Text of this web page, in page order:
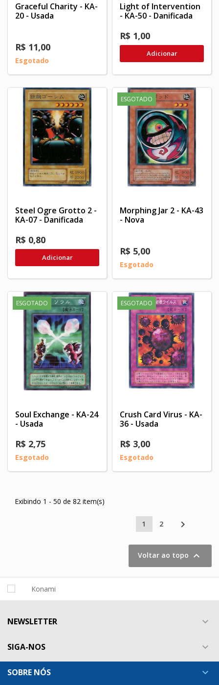
Graceful Charity - KA-
20 - Usada
R$ 11,00
Esgotado
Light of Intervention
- KA-50 - Danificada
R$ 1,00
Adicionar
Steel Ogre Grotto 2 -
KA-07 - Danificada
R$ 0,80
Adicionar
ESGOTADO
Morphing Jar 2 - KA-43
- Nova
R$ 5,00
Esgotado
ESGOTADO
Soul Exchange - KA-24
- Usada
R$ 2,75
Esgotado
ESGOTADO
Crush Card Virus - KA-
36 - Usada
R$ 3,00
Esgotado
Exibindo 1 - 50 de 82 item(s)
1 2 
Voltar ao topo 
NEWSLETTER 
SIGA-NOS 
SOBRE NÓS 